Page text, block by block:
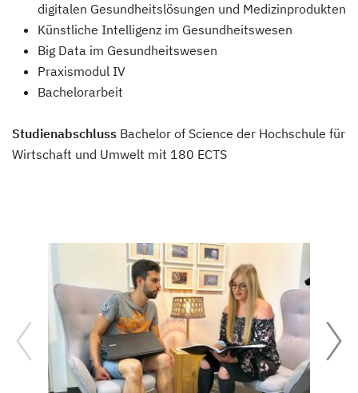
digitalen Gesundheitslösungen und Medizinprodukten
Künstliche Intelligenz im Gesundheitswesen
Big Data im Gesundheitswesen
Praxismodul IV
Bachelorarbeit
Studienabschluss Bachelor of Science der Hochschule für
Wirtschaft und Umwelt mit 180 ECTS